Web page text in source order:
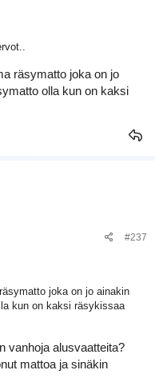
räsymatto joka on jo
olla kun on kaksi
#237
joka on jo ainakin
kun on kaksi räsykissaa
vanhoja alusvaatteita?
mattoa ja sinäkin